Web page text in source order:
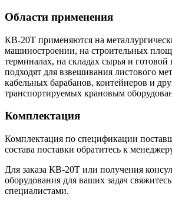
Области применения
КВ-20Т применяются на
машиностроении, на строительных
терминалах, на складах сырья и
подходят для взвешивания листового
кабельных барабанов, контейнеров и
транспортируемых крановым
Комплектация
Комплектация по спецификации
состава поставки обратитесь к
Для заказа КВ-20Т или получения
оборудования для ваших задач
специалистами.